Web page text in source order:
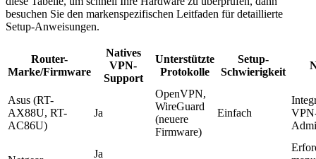
besuchen Sie den markenspezifischen Leitfaden für detaillierte
Setup-Anweisungen.
Router-
Marke/Firmware
Natives
VPN-
Support
Unterstützte
Protokolle
Setup-
Schwierigkeit
Asus (RT-
AX88U, RT-
AC86U)
Ja
OpenVPN,
WireGuard
(neuere
Firmware)
Einfach
Ja